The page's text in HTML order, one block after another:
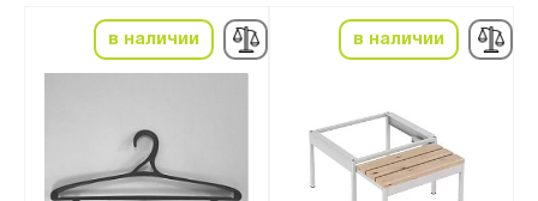
в наличии в наличии